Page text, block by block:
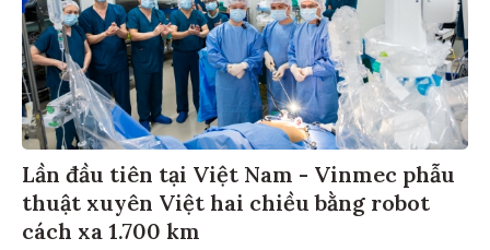
Lần đầu tiên tại Việt Nam - Vinmec phẫu
thuật xuyên Việt hai chiều bằng robot
cách xa 1.700 km